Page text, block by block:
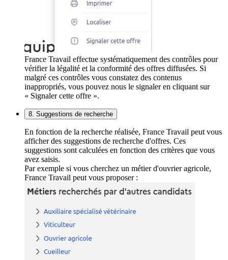
France Travail effectue systématiquement des contrôles pour
vérifier la légalité et la conformité des offres diffusées. Si
malgré ces contrôles vous constatez des contenus
inappropriés, vous pouvez nous le signaler en cliquant sur
« Signaler cette offre ».
8. Suggestions de recherche
En fonction de la recherche réalisée, France Travail peut vous
afficher des suggestions de recherche d'offres. Ces
suggestions sont calculées en fonction des critères que vous
avez saisis.
Par exemple si vous cherchez un métier d'ouvrier agricole,
France Travail peut vous proposer :